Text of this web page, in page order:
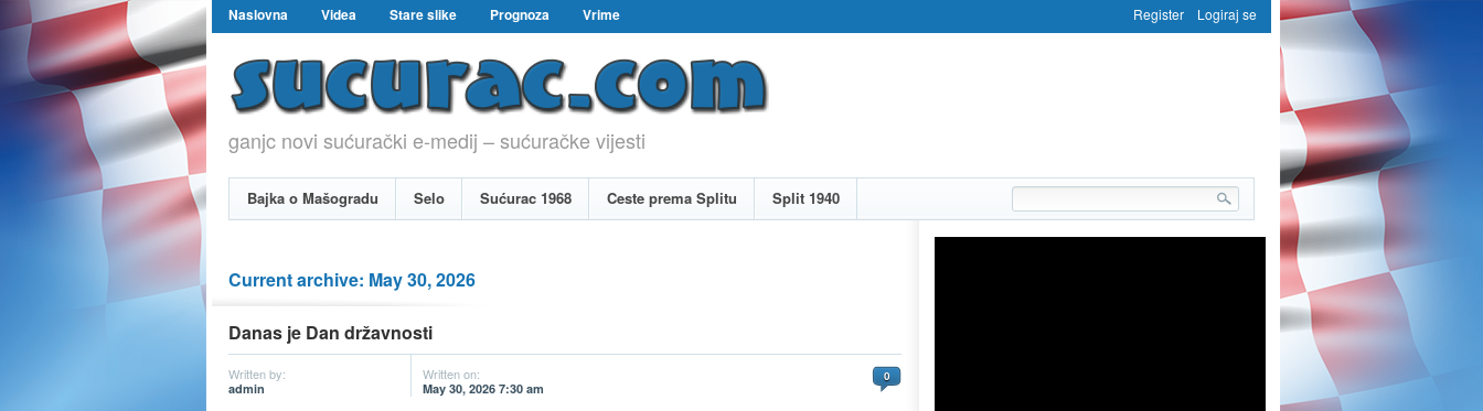
Naslovna Videa Stare slike Prognoza Vrime Register Logiraj se
ganjc novi sućurački e-medij – sućuračke vijesti
Bajka o Mašogradu Selo Sućurac 1968 Ceste prema Splitu Split 1940
Current archive: May 30, 2026
Danas je Dan državnosti
Written by:
admin
Written on:
May 30, 2026 7:30 am
0